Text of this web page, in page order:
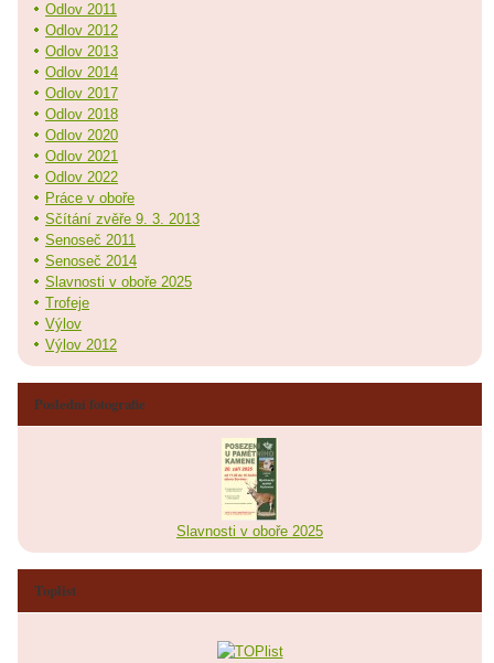
Odlov 2011
Odlov 2012
Odlov 2013
Odlov 2014
Odlov 2017
Odlov 2018
Odlov 2020
Odlov 2021
Odlov 2022
Práce v oboře
Sčítání zvěře 9. 3. 2013
Senoseč 2011
Senoseč 2014
Slavnosti v oboře 2025
Trofeje
Výlov
Výlov 2012
Poslední fotografie
Slavnosti v oboře 2025
Toplist